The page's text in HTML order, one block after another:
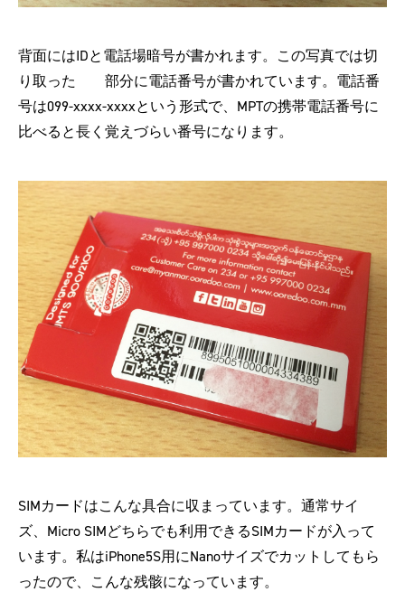
背面にはIDと電話場暗号が書かれます。この写真では切
り取った 部分に電話番号が書かれています。電話番
号は099-xxxx-xxxxという形式で、MPTの携帯電話番号に
比べると長く覚えづらい番号になります。
SIMカードはこんな具合に収まっています。通常サイ
ズ、Micro SIMどちらでも利用できるSIMカードが入って
います。私はiPhone5S用にNanoサイズでカットしてもら
ったので、こんな残骸になっています。